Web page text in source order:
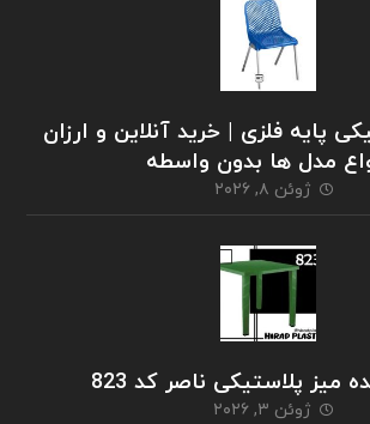
پایه فلزی | خرید آنلاین و ارزان
مدل ها بدون واسطه
ژوئن ۸, ۲۰۲۶
میز پلاستیکی ناصر کد 823
ژوئن ۳, ۲۰۲۶